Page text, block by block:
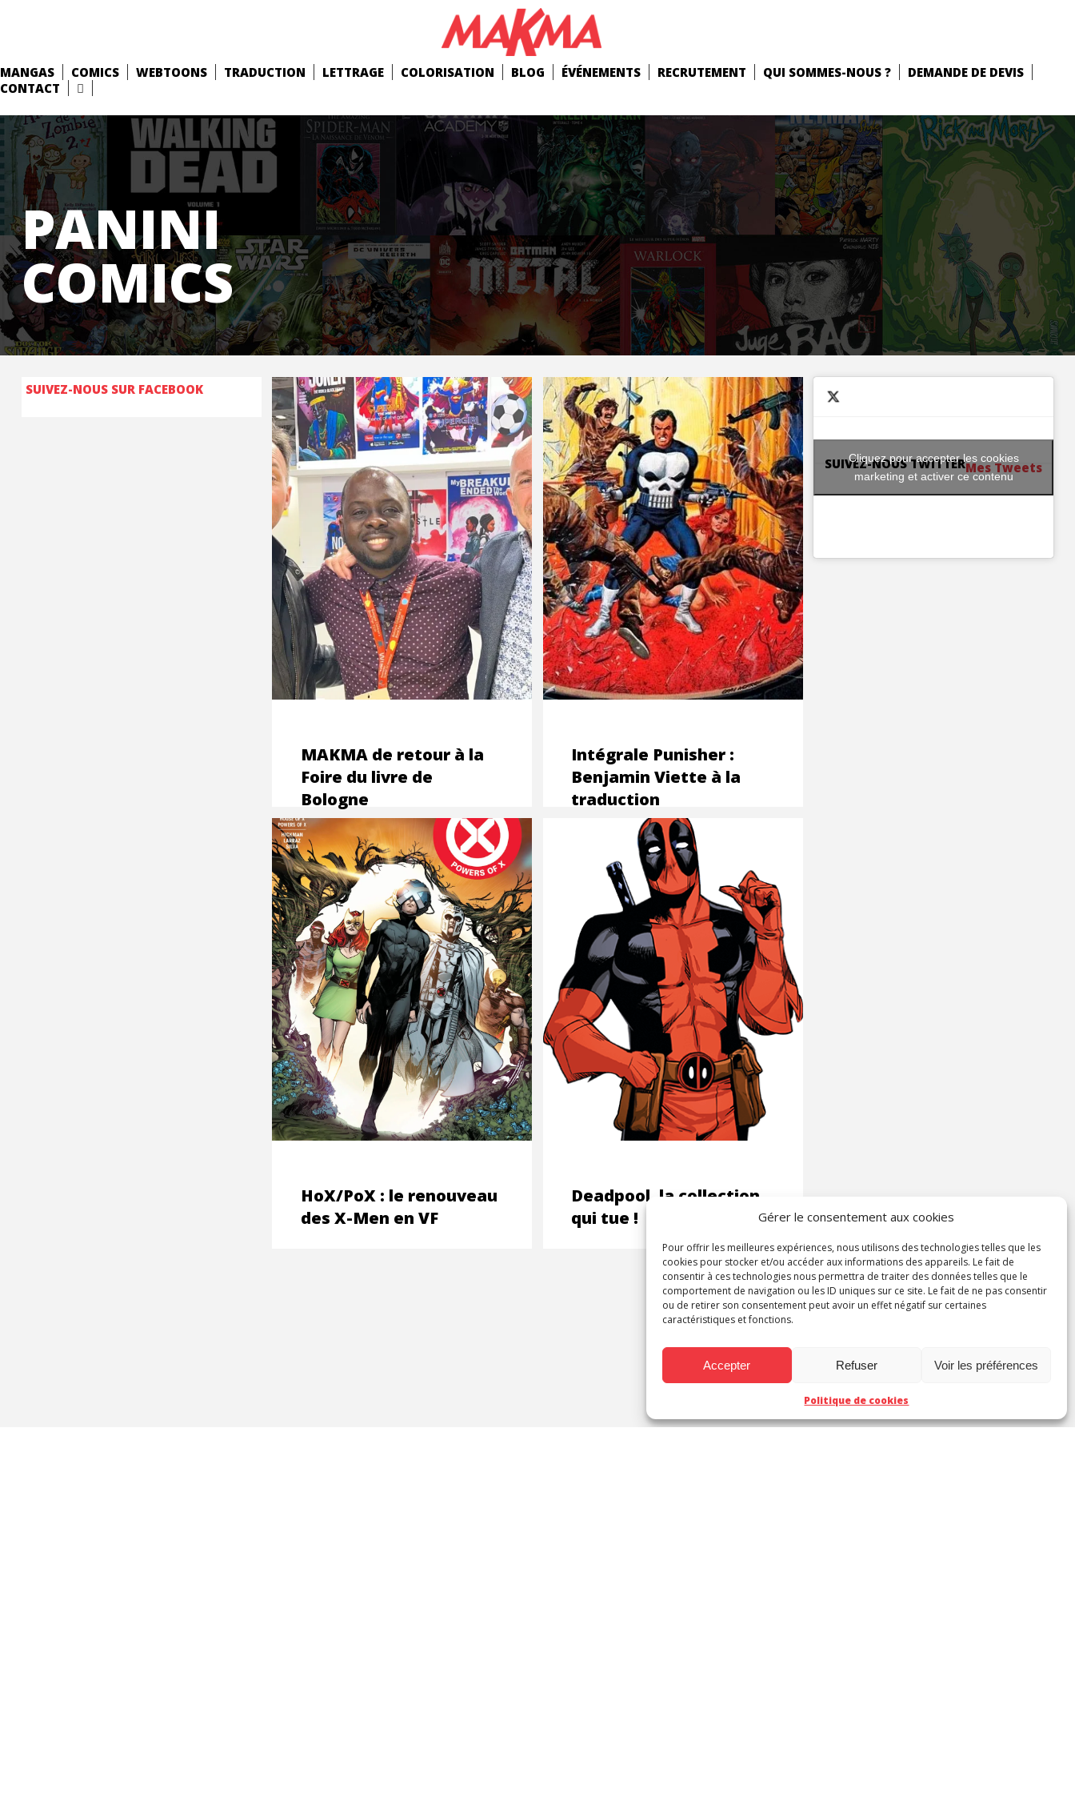
Gérer le consentement aux cookies
Pour offrir les meilleures expériences, nous utilisons des technologies telles que les
cookies pour stocker et/ou accéder aux informations des appareils. Le fait de
consentir à ces technologies nous permettra de traiter des données telles que le
comportement de navigation ou les ID uniques sur ce site. Le fait de ne pas consentir
ou de retirer son consentement peut avoir un effet négatif sur certaines
caractéristiques et fonctions.
Accepter Refuser Voir les préférences
Politique de cookies
MANGAS COMICS WEBTOONS TRADUCTION LETTRAGE COLORISATION BLOG ÉVÉNEMENTS RECRUTEMENT QUI SOMMES-NOUS ?
DEMANDE DE DEVIS
CONTACT
PANINI
COMICS
SUIVEZ-NOUS SUR FACEBOOK
MAKMA de retour à la
Foire du livre de
Bologne
Intégrale Punisher :
Benjamin Viette à la
traduction
HoX/PoX : le renouveau
des X-Men en VF
Deadpool, la collection
qui tue !
SUIVEZ-NOUS TWITTERMes Tweets
Cliquez pour accepter les cookies
marketing et activer ce contenu